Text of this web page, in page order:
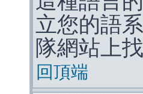
立您的語
隊網站上
回頂端